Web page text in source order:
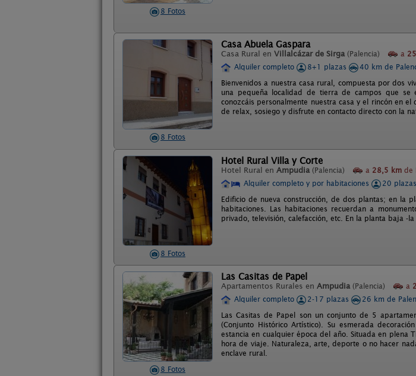
8 Fotos
8 Fotos
Casa Abuela Gaspara
Casa Rural en Villalcázar de Sirga (Palencia) a
Alquiler completo
8+1 plazas
40 km de
Bienvenidos a nuestra casa rural, compuesta por dos
una pequeña localidad de tierra de campos que se
conozcáis personalmente nuestra casa y el rincón en
de relax, sosiego y disfrute en contacto directo con la
8 Fotos
Hotel Rural Villa y Corte
Hotel Rural en Ampudia (Palencia) a 28,5 km de
Alquiler completo y por habitaciones
20 plazas
Edificio de nueva construcción, de dos plantas; en la
habitaciones. Las habitaciones recuerdan a
privado, televisión, calefacción, etc. En la planta baja -
8 Fotos
Las Casitas de Papel
Apartamentos Rurales en Ampudia (Palencia) a
Alquiler completo
2-17 plazas
26 km de
Las Casitas de Papel son un conjunto de 5
(Conjunto Histórico Artístico). Su esmerada
estancia en cualquier época del año. Situada en
hora de viaje. Naturaleza, arte, deporte o no hacer
enclave rural.